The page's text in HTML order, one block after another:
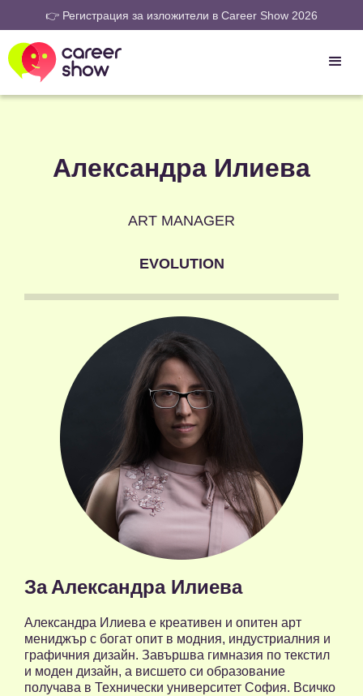
👉 Регистрация за изложители в Career Show 2026
Александра Илиева
ART MANAGER
EVOLUTION
За Александра Илиева
Александра Илиева е креативен и опитен арт
мениджър с богат опит в модния, индустриалния и
графичния дизайн. Завършва гимназия по текстил
и моден дизайн, а висшето си образование
получава в Технически университет София. Всичко